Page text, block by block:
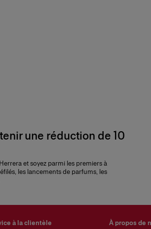
une réduction de 10
et soyez parmi les premiers à
les lancements de parfums, les
à la clientèle À propos de